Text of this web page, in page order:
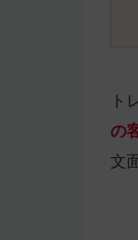
ト
の
文